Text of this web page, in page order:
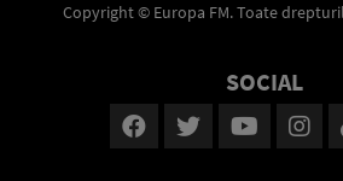
Copyright © Europa FM. Toate
SOCIAL